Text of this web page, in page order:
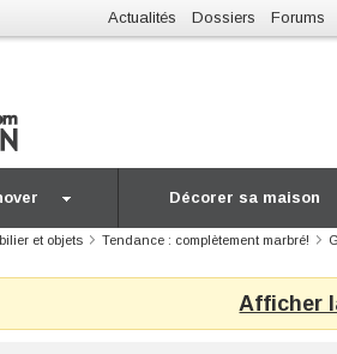
Actualités Dossiers Forums
Décorer sa maison
et objets Tendance : complètement marbré!
Afficher